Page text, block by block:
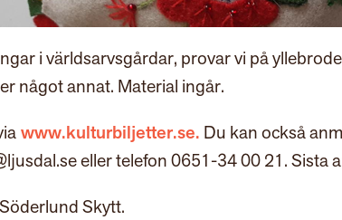
i världsarvsgårdar, provar vi på
något annat. Material ingår.
www.kulturbiljetter.se. Du kan också
eller telefon 0651-34 00 21. Sista
Skytt.